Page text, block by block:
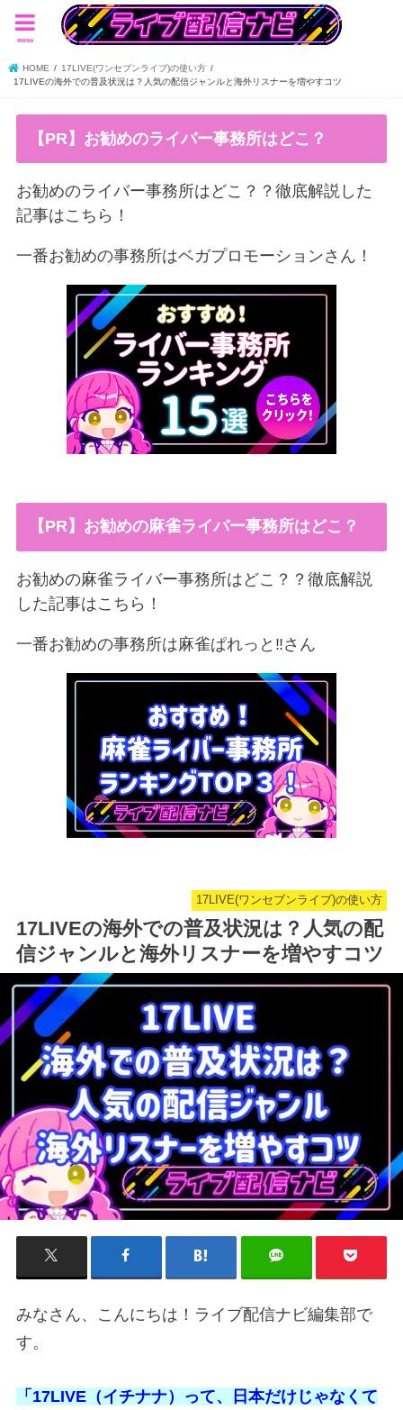
menu
HOME
17LIVE(ワンセブンライブ)の使い方
17LIVEの海外での普及状況は？人気の配信ジャンルと海外リスナーを増やすコツ
【PR】お勧めのライバー事務所はどこ？
お勧めのライバー事務所はどこ？？徹底解説した
記事はこちら！
一番お勧めの事務所はベガプロモーションさん！
【PR】お勧めの麻雀ライバー事務所はどこ？
お勧めの麻雀ライバー事務所はどこ？？徹底解説
した記事はこちら！
一番お勧めの事務所は麻雀ぱれっと‼︎さん
17LIVE(ワンセブンライブ)の使い方
17LIVEの海外での普及状況は？人気の配
信ジャンルと海外リスナーを増やすコツ
みなさん、こんにちは！ライブ配信ナビ編集部で
す。
「17LIVE（イチナナ）って、日本だけじゃなくて